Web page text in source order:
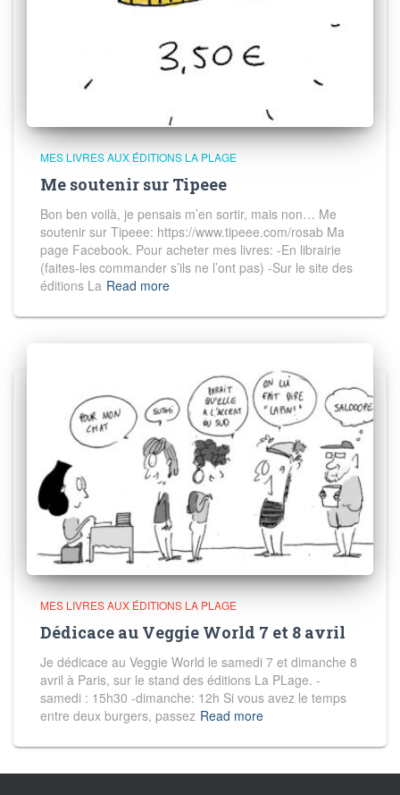
MES LIVRES AUX ÉDITIONS LA PLAGE
Me soutenir sur Tipeee
Bon ben voilà, je pensais m’en sortir, mais non… Me
soutenir sur Tipeee: https://www.tipeee.com/rosab Ma
page Facebook. Pour acheter mes livres: -En librairie
(faites-les commander s’ils ne l’ont pas) -Sur le site des
éditions La Read more
MES LIVRES AUX ÉDITIONS LA PLAGE
Dédicace au Veggie World 7 et 8 avril
Je dédicace au Veggie World le samedi 7 et dimanche 8
avril à Paris, sur le stand des éditions La PLage. -
samedi : 15h30 -dimanche: 12h Si vous avez le temps
entre deux burgers, passez Read more